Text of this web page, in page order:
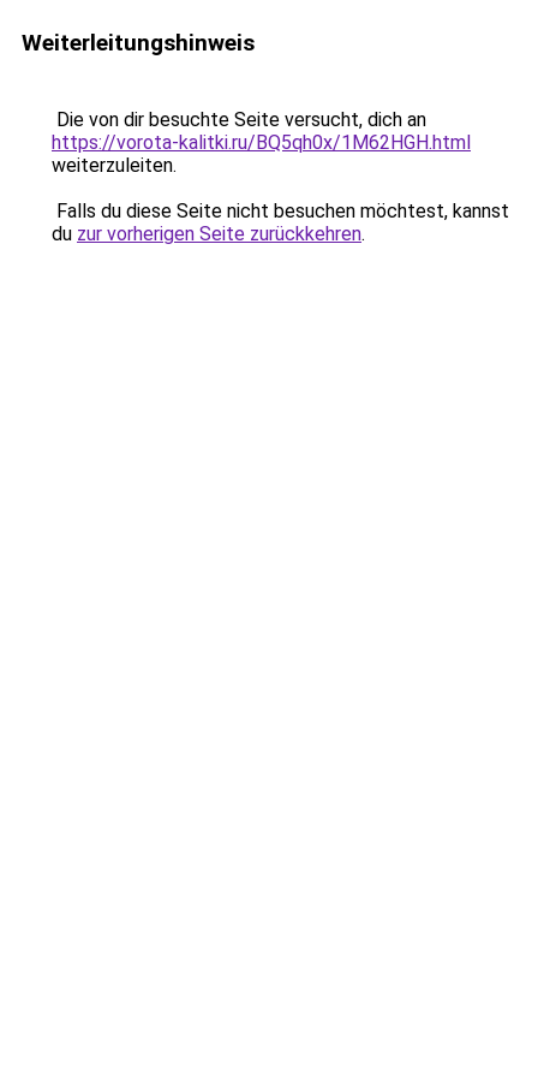
Weiterleitungshinweis
Die von dir besuchte Seite versucht, dich an
https://vorota-kalitki.ru/BQ5qh0x/1M62HGH.html
weiterzuleiten.
Falls du diese Seite nicht besuchen möchtest, kannst
du zur vorherigen Seite zurückkehren.